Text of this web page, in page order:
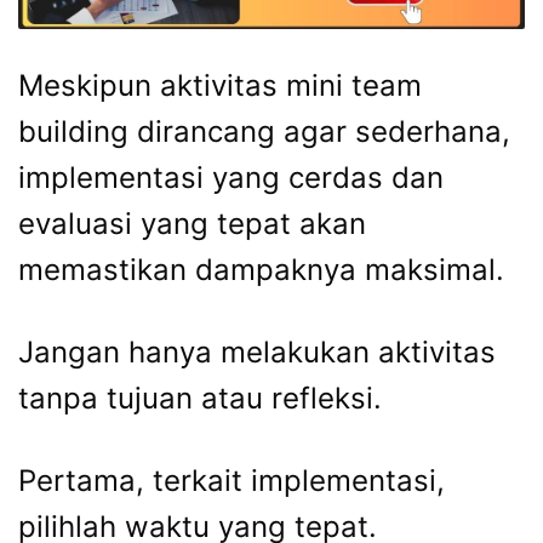
Meskipun aktivitas mini team
building dirancang agar sederhana,
implementasi yang cerdas dan
evaluasi yang tepat akan
memastikan dampaknya maksimal.
Jangan hanya melakukan aktivitas
tanpa tujuan atau refleksi.
Pertama, terkait implementasi,
pilihlah waktu yang tepat.